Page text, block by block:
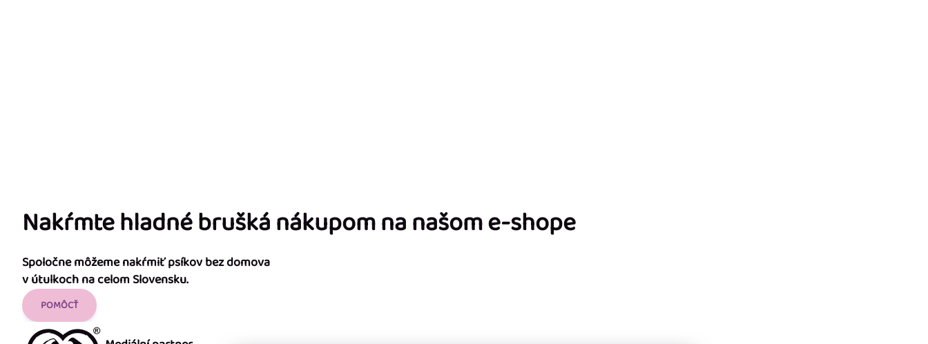
Nakŕmte hladné brušká nákupom na našom e-shope
Spoločne môžeme nakŕmiť psíkov bez domova
v útulkoch na celom Slovensku.
POMÔCŤ